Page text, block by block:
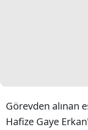
Görevden alınan
Hafize Gaye